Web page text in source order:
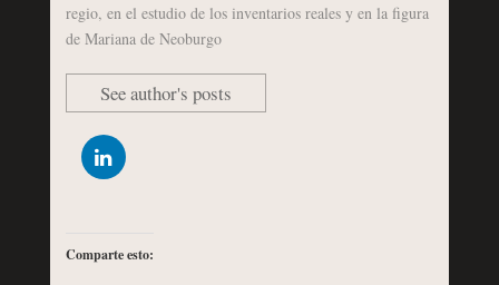
regio, en el estudio de los inventarios reales y en la figura
de Mariana de Neoburgo
See author's posts
Comparte esto: